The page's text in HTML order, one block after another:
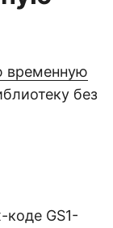
временную
без
GS1-